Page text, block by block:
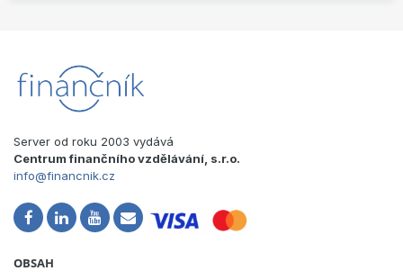
Server od roku 2003 vydává
Centrum finančního vzdělávání, s.r.o.
info@financnik.cz
OBSAH